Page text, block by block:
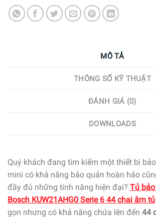
MÔ TẢ
THÔNG SỐ KỸ THUẬT
ĐÁNH GIÁ (0)
DOWNLOADS
Quý khách đang tìm kiếm một thiết bị
mini có khả năng bảo quản hoàn hảo
đầy đủ những tính năng hiện đại? Tủ
Bosch KUW21AHG0 Serie 6 44 chai âm tủ
gọn nhưng có khả năng chứa lên đến 44